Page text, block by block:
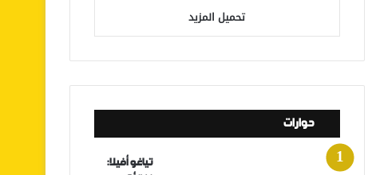
تحميل المزيد
حوارات
تياغو أفيلا: